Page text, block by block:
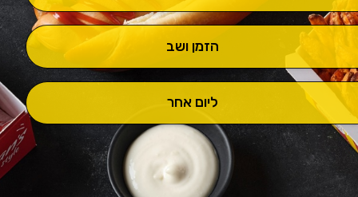
הזמן ושב
ליום אחר